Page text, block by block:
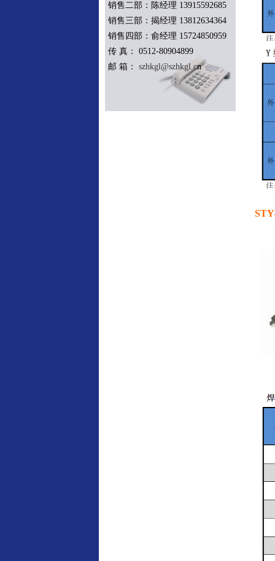
销售二部：陈经理 13915592685
销售三部：揭经理 13812634364
销售四部：俞经理 15724850959
传 真： 0512-80904899
邮 箱：
szhkgl@szhkgl.cn